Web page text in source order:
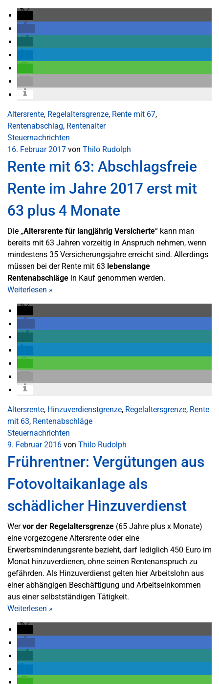
Altersrente, Regelaltersgrenze, Rente mit 67,
Rentenabschlag, Rentenalter
Steuernachrichten
16. Februar 2017 von Thilo Rudolph
Rente mit 63: Abschlagsfreie
Rente im Jahre 2017 erst mit
63 plus 4 Monate
Die „Altersrente für langjährig Versicherte“ kann man
bereits mit 63 Jahren vorzeitig in Anspruch nehmen, wenn
mindestens 35 Versicherungsjahre erreicht sind. Allerdings
müssen bei der Rente mit 63 lebenslange
Rentenabschläge in Kauf genommen werden.
Weiterlesen »
Altersrente, Hinzuverdienstgrenze, Regelaltersgrenze, Rente
mit 63, Rentenabschläge
Steuernachrichten
9. Februar 2016 von Thilo Rudolph
Frührentner: Vergütungen aus
Fotovoltaikanlage als
schädlicher Hinzuverdienst
Wervor der Regelaltersgrenze (65 Jahre plus x Monate)
eine vorgezogene Altersrente oder eine
Erwerbsminderungsrente bezieht, darf lediglich 450 Euro im
Monat hinzuverdienen, ohne seinen Rentenanspruch zu
gefährden. Als Hinzuverdienst gelten hier Arbeitslohn aus
einer abhängigen Beschäftigung und Arbeitseinkommen
aus einer selbstständigen Tätigkeit.
Weiterlesen »